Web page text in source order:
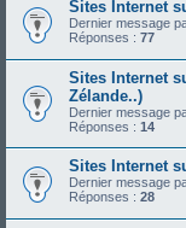
Sites Internet
Dernier message
Réponses : 77
Sites Internet
Zélande..)
Dernier message
Réponses : 14
Sites Internet
Dernier message
Réponses : 28